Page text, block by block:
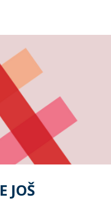
JOŠ